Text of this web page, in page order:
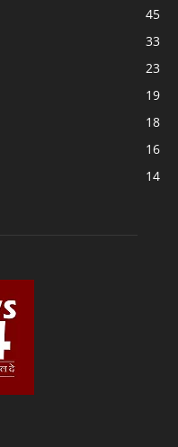
45
33
23
19
18
16
14